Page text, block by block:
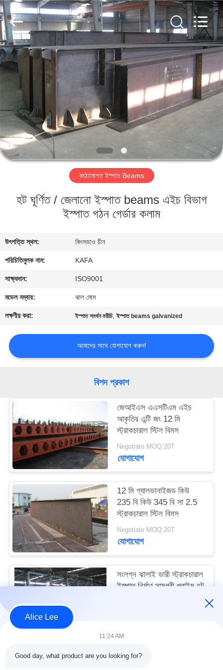
বাড়ি
পণ্য
ভিডিও
ভিআর
শো
আমাদের
কারখানা
পরিদর্শন
গুণমান
নিয়ন্ত্রণ
আমাদের
সাথে
করুন
খবর
মামলা
সাইট
ম্যাপ
গোপনীয়তা
নীতি
Qingdao
KaFa
Fabrication
Co.,
Ltd..
All
Rights
Reserved.
কাঠামোগত ইস্পাত Beams
হট ঘূর্ণিত / জেলানো ইস্পাত beams এইচ বিভাগ
ইস্পাত গঠন গের্ডার কলাম
উৎপত্তি স্থল: কিংসডাও চীন
পরিচিতিমুলক নাম: KAFA
সাক্ষ্যদান: ISO9001
মডেল নম্বার: ঝাল মোম
লক্ষণীয় করা: ইস্পাত সমর্থন মরীচি,ইস্পাত beams galvanized
আমাদের সাথে যোগাযোগ করুন!
বিশদ প্রকাশ
জেআইএস এএসটিএম এইচ
আকৃতির এন্টি জং 12 মি
স্ট্রাকচারাল স্টিল বিমস
Negotiate MOQ:20T
যোগাযোগ
12 মি গ্যালভানাইজড কিউ
235 বি কিউ 345 বি সা 2.5
স্ট্রাকচারাল স্টিল বিমস
Negotiate MOQ:20T
যোগাযোগ
সংলগ্ন ঝালাই ভারী স্ট্রাকচারাল
ইস্পাত নির্মাণ সামগ্রী প্রাইম হট
Alice Lee
11:24 AM
Good day, what product are you looking for?